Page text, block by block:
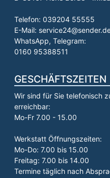
Telefon: 039204 55555
E-Mail:
WhatsApp, Telegram:
0160 95388511
GESCHÄFTSZEITEN
Wir sind für Sie telefonisch
erreichbar:
Mo-Fr 7.00 - 15.00
Werkstatt Öffnungszeiten:
Mo-Do: 7.00 bis 15.00
Freitag: 7.00 bis 14.00
Termine täglich nach